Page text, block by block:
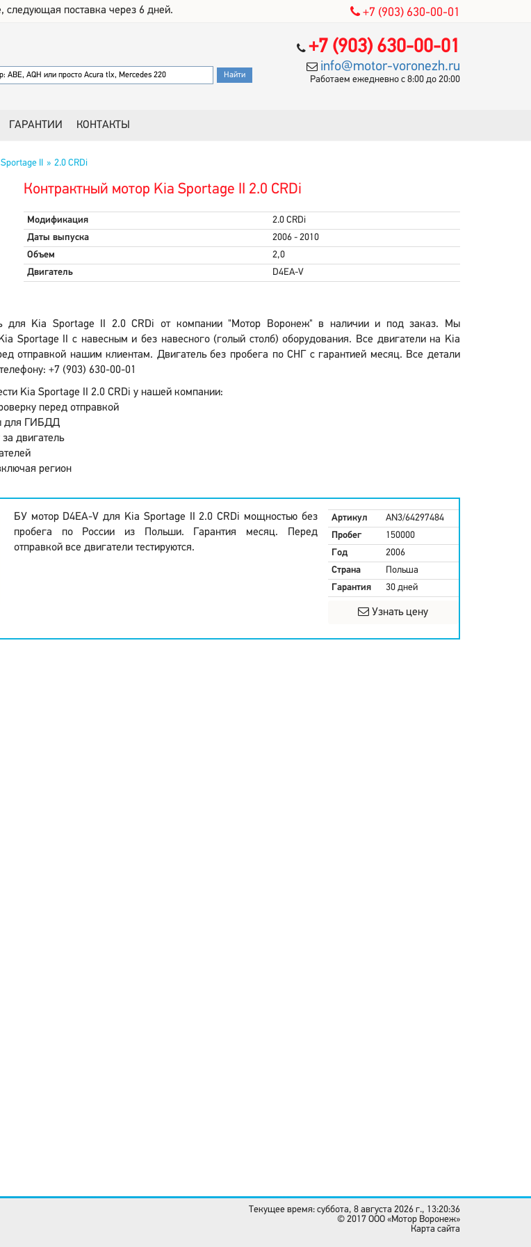
следующая поставка через 6 дней. +7 (903) 630-00-01
+7 (903) 630-00-01
info@motor-voronezh.ru
Работаем ежедневно с 8:00 до 20:00
ГАРАНТИИ КОНТАКТЫ
II 2.0 CRDi
Контрактный мотор Kia Sportage II 2.0 CRDi
Модификация
2.0 CRDi
Даты выпуска
2006 - 2010
Объем
2,0
Двигатель
D4EA-V
для Kia Sportage II 2.0 CRDi от компании "Мотор Воронеж" в наличии и под заказ. Мы
Sportage II с навесным и без навесного (голый столб) оборудования. Все двигатели на Kia
отправкой нашим клиентам. Двигатель без пробега по СНГ с гарантией месяц. Все детали
+7 (903) 630-00-01
Kia Sportage II 2.0 CRDi у нашей компании:
перед отправкой
для ГИБДД
двигатель
регион
БУ мотор D4EA-V для Kia Sportage II 2.0 CRDi мощностью без
пробега по России из Польши. Гарантия месяц. Перед
отправкой все двигатели тестируются.
Артикул
AN3/64297484
Пробег
150000
Год
2006
Страна
Польша
Гарантия
30 дней
Узнать цену
Текущее время: суббота, 8 августа 2026 г., 13:20:36
© 2017 OOO «Мотор Воронеж»
Карта сайта